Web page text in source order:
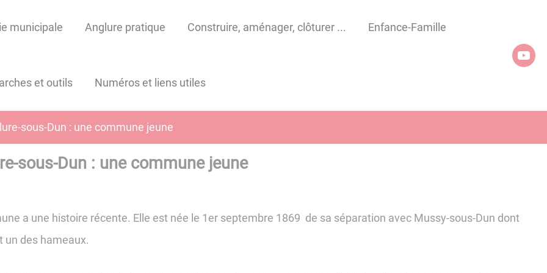
municipale Anglure pratique Construire, aménager, clôturer ... Enfance-Famille
et outils Numéros et liens utiles
sous-Dun : une commune jeune
sous-Dun : une commune jeune
a une histoire récente. Elle est née le 1er septembre 1869 de sa séparation avec Mussy-sous-Dun dont
un des hameaux.